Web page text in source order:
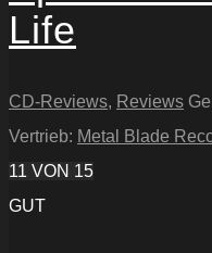
Life
CD-Reviews, Reviews
Vertrieb: Metal Blade
11 VON 15
GUT